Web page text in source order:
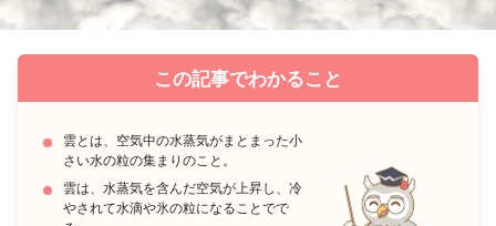
この記事でわかること
雲とは、空気中の水蒸気がまとまった小
さい水の粒の集まりのこと。
雲は、水蒸気を含んだ空気が上昇し、冷
やされて水滴や氷の粒になることでで